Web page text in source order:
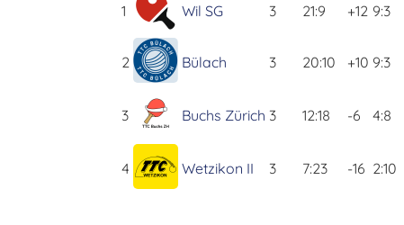
1 Wil SG 3 21:9 +12 9:3
2 Bülach 3 20:10 +10 9:3
3 Buchs Zürich 3 12:18 -6 4:8
4 Wetzikon II 3 7:23 -16 2:10